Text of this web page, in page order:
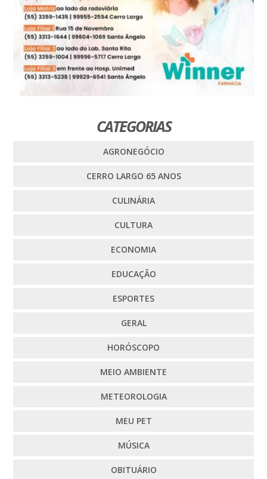
CATEGORIAS
AGRONEGÓCIO
CERRO LARGO 65 ANOS
CULINÁRIA
CULTURA
ECONOMIA
EDUCAÇÃO
ESPORTES
GERAL
HORÓSCOPO
MEIO AMBIENTE
METEOROLOGIA
MEU PET
MÚSICA
OBITUÁRIO